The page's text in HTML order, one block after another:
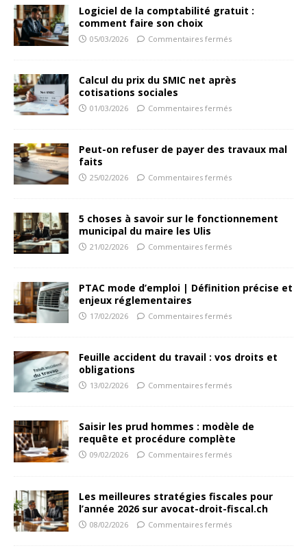
Logiciel de la comptabilité gratuit :
comment faire son choix
05/03/2026 Commentaires fermés
Calcul du prix du SMIC net après
cotisations sociales
01/03/2026 Commentaires fermés
Peut-on refuser de payer des travaux mal
faits
25/02/2026 Commentaires fermés
5 choses à savoir sur le fonctionnement
municipal du maire les Ulis
21/02/2026 Commentaires fermés
PTAC mode d’emploi | Définition précise et
enjeux réglementaires
17/02/2026 Commentaires fermés
Feuille accident du travail : vos droits et
obligations
13/02/2026 Commentaires fermés
Saisir les prud hommes : modèle de
requête et procédure complète
09/02/2026 Commentaires fermés
Les meilleures stratégies fiscales pour
l’année 2026 sur avocat-droit-fiscal.ch
08/02/2026 Commentaires fermés